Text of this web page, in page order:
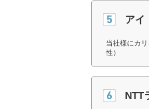
アイ
当社様にカ
性）
NTT